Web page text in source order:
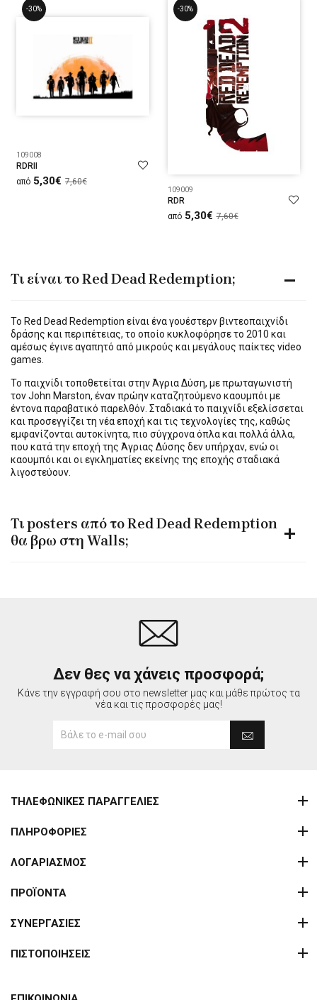
-30%
109008
RDRII
από 5,30€ 7,60€
-30%
109009
RDR
από 5,30€ 7,60€
Τι είναι το Red Dead Redemption;
Το Red Dead Redemption είναι ένα γουέστερν βιντεοπαιχνίδι
δράσης και περιπέτειας, το οποίο κυκλοφόρησε το 2010 και
αμέσως έγινε αγαπητό από μικρούς και μεγάλους παίκτες video
games.
Το παιχνίδι τοποθετείται στην Άγρια Δύση, με πρωταγωνιστή
τον John Marston, έναν πρώην καταζητούμενο καουμπόι με
έντονα παραβατικό παρελθόν. Σταδιακά το παιχνίδι εξελίσσεται
και προσεγγίζει τη νέα εποχή και τις τεχνολογίες της, καθώς
εμφανίζονται αυτοκίνητα, πιο σύγχρονα όπλα και πολλά άλλα,
που κατά την εποχή της Άγριας Δύσης δεν υπήρχαν, ενώ οι
καουμπόι και οι εγκληματίες εκείνης της εποχής σταδιακά
λιγοστεύουν.
Τι posters από το Red Dead Redemption
θα βρω στη Walls;
Δεν θες να χάνεις προσφορά;
Κάνε την εγγραφή σου στο newsletter μας και μάθε πρώτος τα
νέα και τις προσφορές μας!
ΤΗΛΕΦΩΝΙΚΕΣ ΠΑΡΑΓΓΕΛΙΕΣ
ΠΛΗΡΟΦΟΡΙΕΣ
ΛΟΓΑΡΙΑΣΜΟΣ
ΠΡΟΪΟΝΤΑ
ΣΥΝΕΡΓΑΣΙΕΣ
ΠΙΣΤΟΠΟΙΗΣΕΙΣ